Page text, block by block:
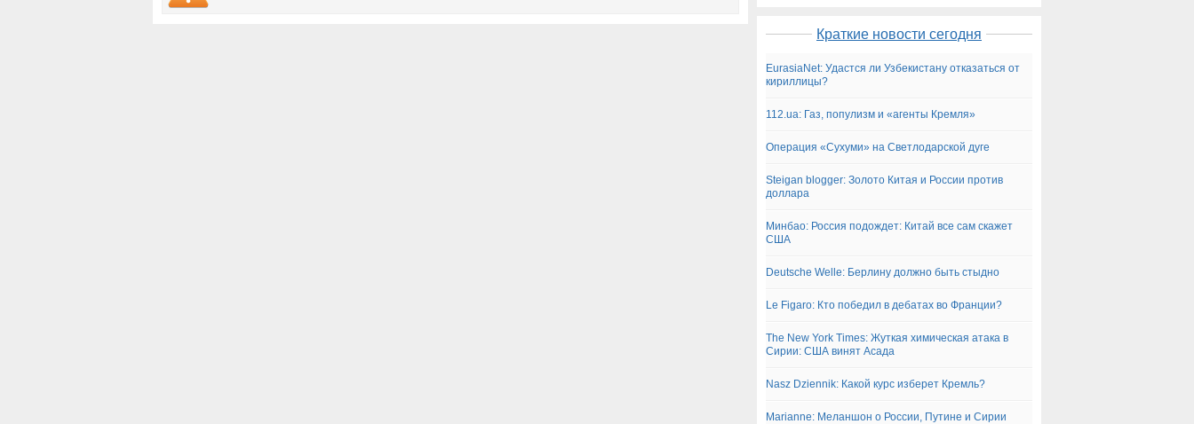
Краткие новости сегодня
EurasiaNet: Удастся ли Узбекистану отказаться от
кириллицы?
112.ua: Газ, популизм и «агенты Кремля»
Операция «Сухуми» на Светлодарской дуге
Steigan blogger: Золото Китая и России против
доллара
Минбао: Россия подождет: Китай все сам скажет
США
Deutsche Welle: Берлину должно быть стыдно
Le Figaro: Кто победил в дебатах во Франции?
The New York Times: Жуткая химическая атака в
Сирии: США винят Асада
Nasz Dziennik: Какой курс изберет Кремль?
Marianne: Меланшон о России, Путине и Сирии